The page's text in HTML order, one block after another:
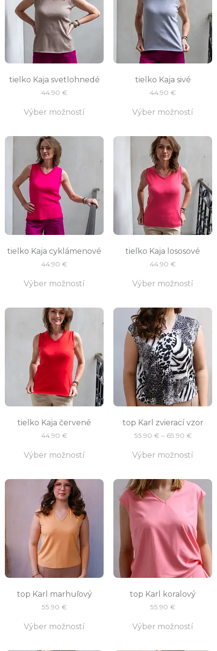
tielko Kaja svetlohnedé
44.90 €
Výber možností
tielko Kaja sivé
44.90 €
Výber možností
tielko Kaja cyklámenové
44.90 €
Výber možností
tielko Kaja lososové
44.90 €
Výber možností
tielko Kaja červené
44.90 €
Výber možností
top Karl zvierací vzor
55.90 € – 65.90 €
Výber možností
top Karl marhuľový
55.90 €
Výber možností
top Karl koralový
55.90 €
Výber možností